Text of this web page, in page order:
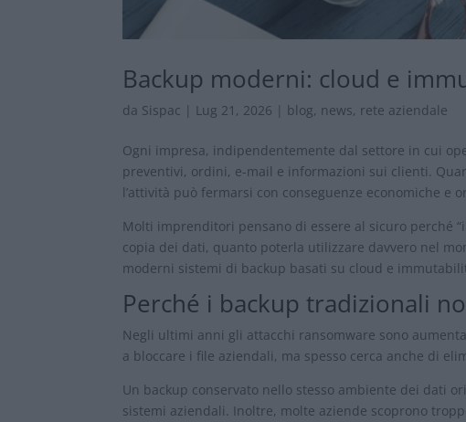
Backup moderni: cloud e
da Sispac | Lug 21, 2026 | blog, news, rete aziendale
Ogni impresa, indipendentemente dal settore in cui
preventivi, ordini, e-mail e informazioni sui clienti.
l’attività può fermarsi con conseguenze economiche e
Molti imprenditori pensano di essere al sicuro perché
copia dei dati, quanto poterla utilizzare davvero nel
moderni sistemi di backup basati su cloud e
Perché i backup tradizionali
Negli ultimi anni gli attacchi ransomware sono
a bloccare i file aziendali, ma spesso cerca anche di
Un backup conservato nello stesso ambiente dei dati
sistemi aziendali. Inoltre, molte aziende scoprono